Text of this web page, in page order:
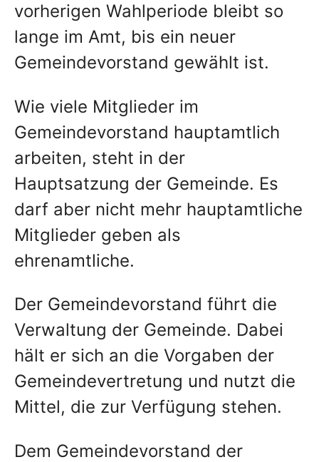
vorherigen Wahlperiode bleibt so
lange im Amt, bis ein neuer
Gemeindevorstand gewählt ist.
Wie viele Mitglieder im
Gemeindevorstand hauptamtlich
arbeiten, steht in der
Hauptsatzung der Gemeinde. Es
darf aber nicht mehr hauptamtliche
Mitglieder geben als
ehrenamtliche.
Der Gemeindevorstand führt die
Verwaltung der Gemeinde. Dabei
hält er sich an die Vorgaben der
Gemeindevertretung und nutzt die
Mittel, die zur Verfügung stehen.
Dem Gemeindevorstand der